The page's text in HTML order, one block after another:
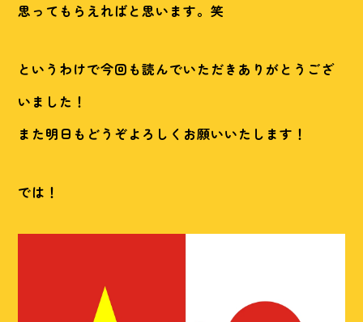
思ってもらえればと思います。笑
というわけで今回も読んでいただきありがとうござ
いました！
また明日もどうぞよろしくお願いいたします！
では！